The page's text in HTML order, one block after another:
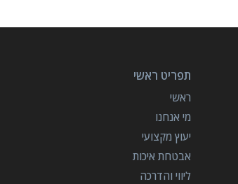
תפריט ראשי
ראשי
מי אנחנו
יעוץ מקצועי
אבטחת איכות
ליווי והדרכה